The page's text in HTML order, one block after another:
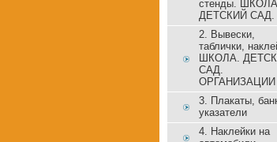
стенды.
ДЕТСКИЙ САД.
2. Вывески,
таблички,
ШКОЛА.
САД.
ОРГАНИЗАЦИИ
3. Плакаты,
указатели
4. Наклейки на